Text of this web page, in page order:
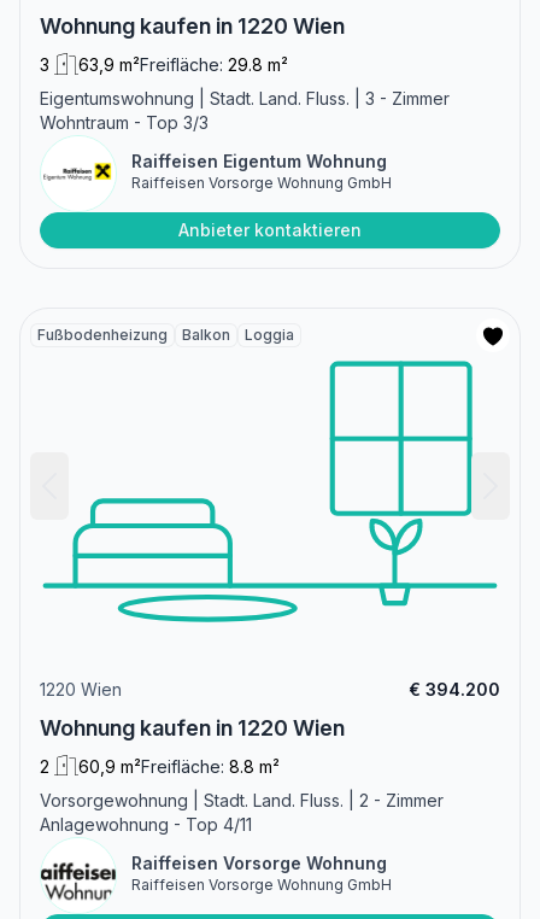
Wohnung kaufen in 1220 Wien
3 63,9 m²Freifläche: 29.8 m²
Eigentumswohnung | Stadt. Land. Fluss. | 3 - Zimmer
Wohntraum - Top 3/3
Raiffeisen Eigentum Wohnung
Raiffeisen Vorsorge Wohnung GmbH
Anbieter kontaktieren
Fußbodenheizung Balkon Loggia
1220 Wien € 394.200
Wohnung kaufen in 1220 Wien
2 60,9 m²Freifläche: 8.8 m²
Vorsorgewohnung | Stadt. Land. Fluss. | 2 - Zimmer
Anlagewohnung - Top 4/11
Raiffeisen Vorsorge Wohnung
Raiffeisen Vorsorge Wohnung GmbH